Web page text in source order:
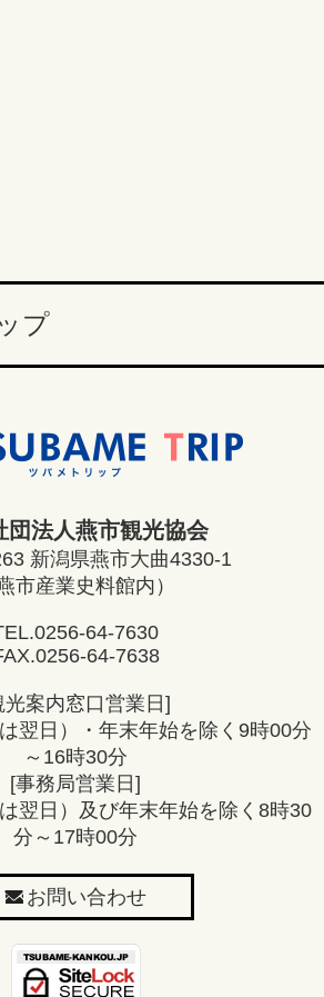
プ
団法人燕市観光協会
新潟県燕市大曲4330-1
燕市産業史料館内）
0256-64-7630
64-7638
光案内窓口営業日]
翌日）・年末年始を除く9時00分
～16時30分
[事務局営業日]
翌日）及び年末年始を除く8時30
分～17時00分
お問い合わせ